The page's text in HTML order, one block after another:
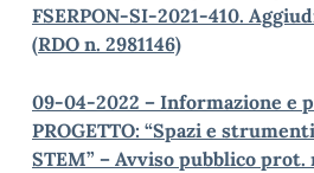
FSERPON-SI-2021-410.
(RDO n. 2981146)
09-04-2022 – Informazione e
PROGETTO: “Spazi e
STEM” – Avviso pubblico prot.